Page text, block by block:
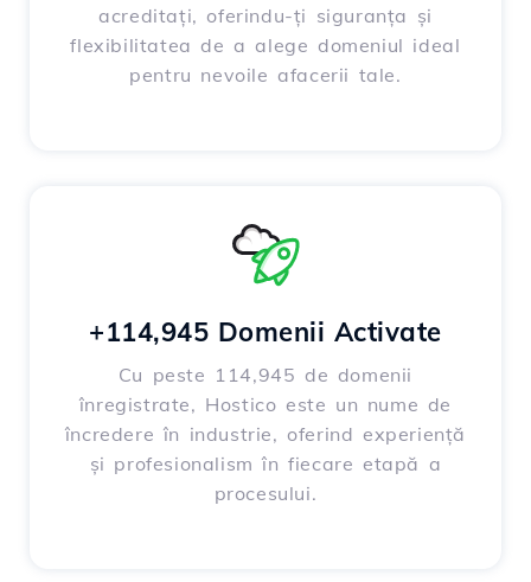
acreditați, oferindu-ți siguranța și
flexibilitatea de a alege domeniul ideal
pentru nevoile afacerii tale.
+114,945 Domenii Activate
Cu peste 114,945 de domenii
înregistrate, Hostico este un nume de
încredere în industrie, oferind experiență
și profesionalism în fiecare etapă a
procesului.